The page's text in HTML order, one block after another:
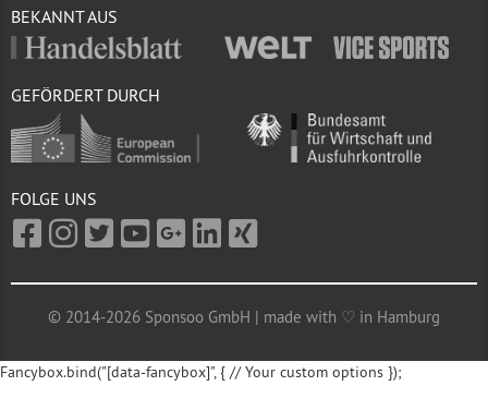
BEKANNT AUS
GEFÖRDERT DURCH
FOLGE UNS
© 2014-2026 Sponsoo GmbH | made with ♡ in Hamburg
Fancybox.bind("[data-fancybox]", { // Your custom options });